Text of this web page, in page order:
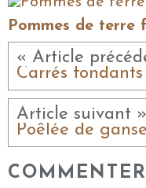
Pommes de terre
« Article
Carrés
Article suivant »
Poêlée de